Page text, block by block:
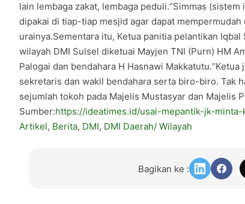
lain lembaga zakat, lembaga peduli.“Simmas
dipakai di tiap-tiap mesjid agar dapat
urainya.Sementara itu, Ketua panitia pelantikan
wilayah DMI Sulsel diketuai Mayjen TNI (Purn) HM
Palogai dan bendahara H Hasnawi
sekretaris dan wakil bendahara serta biro-biro. Tak
sejumlah tokoh pada Majelis Mustasyar dan Majelis
Sumber:https://ideatimes.id/usai-mepantik-jk-
Artikel, Berita, DMI, DMI Daerah/ Wilayah
Bagikan ke :